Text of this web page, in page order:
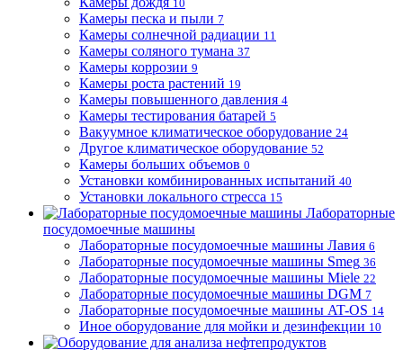
10
Камеры песка и пыли 7
Камеры солнечной радиации 11
Камеры соляного тумана 37
Камеры коррозии 9
Камеры роста растений 19
Камеры повышенного давления 4
Камеры тестирования батарей 5
Вакуумное климатическое оборудование 24
Другое климатическое оборудование 52
Камеры больших объемов 0
Установки комбинированных испытаний 40
Установки локального стресса 15
Лабораторные
посудомоечные машины
Лабораторные посудомоечные машины Лавия 6
Лабораторные посудомоечные машины Smeg 36
Лабораторные посудомоечные машины Miele 22
Лабораторные посудомоечные машины DGM 7
Лабораторные посудомоечные машины AT-OS 14
Иное оборудование для мойки и дезинфекции 10